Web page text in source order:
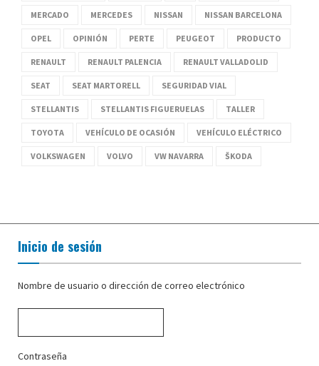
MERCADO MERCEDES NISSAN NISSAN BARCELONA
OPEL OPINIÓN PERTE PEUGEOT PRODUCTO
RENAULT RENAULT PALENCIA RENAULT VALLADOLID
SEAT SEAT MARTORELL SEGURIDAD VIAL
STELLANTIS STELLANTIS FIGUERUELAS TALLER
TOYOTA VEHÍCULO DE OCASIÓN VEHÍCULO ELÉCTRICO
VOLKSWAGEN VOLVO VW NAVARRA ŠKODA
Inicio de sesión
Nombre de usuario o dirección de correo electrónico
Contraseña